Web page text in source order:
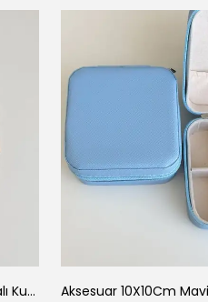
Aksesauar Yana Kaydırarak Yanmalı Kum Siyah Çakmak Aksesuar 10X10Cm